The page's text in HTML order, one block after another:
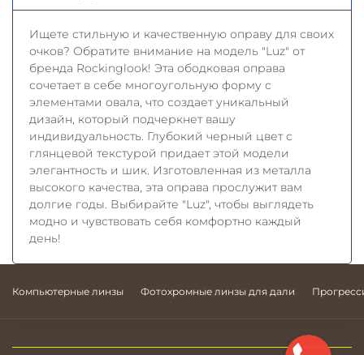
Ищете стильную и качественную оправу для своих
очков? Обратите внимание на модель "Luz" от
бренда Rockinglook! Эта ободковая оправа
сочетает в себе многоугольную форму с
элементами овала, что создает уникальный
дизайн, который подчеркнет вашу
индивидуальность. Глубокий черный цвет с
глянцевой текстурой придает этой модели
элегантность и шик. Изготовленная из металла
высокого качества, эта оправа прослужит вам
долгие годы. Выбирайте "Luz", чтобы выглядеть
модно и чувствовать себя комфортно каждый
день!
Компьютерные линзы Фотохромные линзы для дали